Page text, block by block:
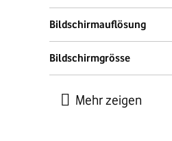
Bildschirmauflösung
Bildschirmgrösse